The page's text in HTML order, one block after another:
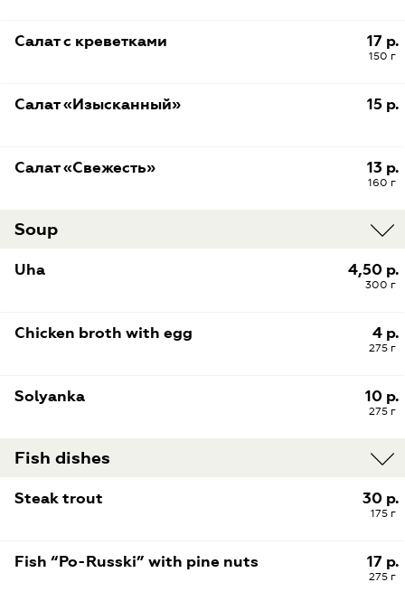
17 р.
150 г
Салат с креветками
15 р.
Салат «Изысканный»
13 р.
160 г
Салат «Свежесть»
Soup
4,50 р.
300 г
Uha
4 р.
275 г
Chicken broth with egg
10 р.
275 г
Solyanka
Fish dishes
30 р.
175 г
Steak trout
17 р.
275 г
Fish “Po-Russki” with pine nuts